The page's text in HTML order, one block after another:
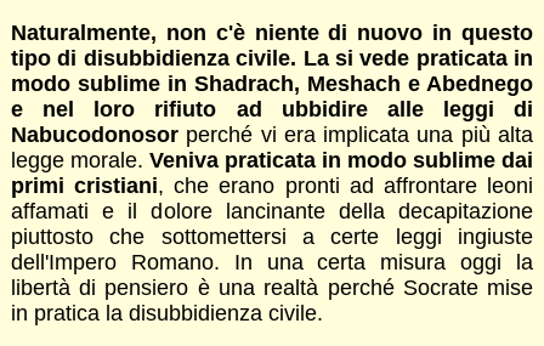
Naturalmente, non c'è niente di nuovo in questo
tipo di disubbidienza civile. La si vede praticata in
modo sublime in Shadrach, Meshach e Abednego
e nel loro rifiuto ad ubbidire alle leggi di
Nabucodonosorperché vi era implicata una più alta
legge morale. Veniva praticata in modo sublime dai
primi cristiani, che erano pronti ad affrontare leoni
affamati e il dolore lancinante della decapitazione
piuttosto che sottomettersi a certe leggi ingiuste
dell'Impero Romano. In una certa misura oggi la
libertà di pensiero è una realtà perché Socrate mise
in pratica la disubbidienza civile.